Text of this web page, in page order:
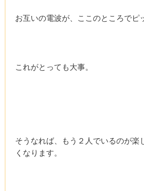
お互いの電波が、ここのところでピ
これがとっても大事。
そうなれば、もう２人でいるのが楽
くなります。